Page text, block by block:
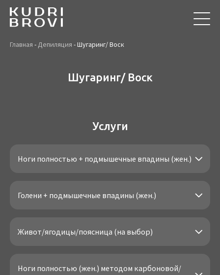
Главная - Депиляция -Шугаринг/ Воск
Шугаринг/ Воск
Услуги
Ноги полностью + подмышечные впадины (жен.)
Голени + подмышечные впадины (жен.)
Живот/ягодицы/поясница (на выбор)
Ноги полностью (жен.) методом карбоновой/